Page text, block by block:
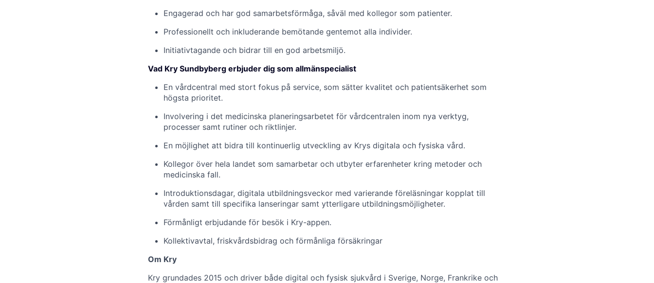
Engagerad och har god samarbetsförmåga, såväl med kollegor som patienter.
Professionellt och inkluderande bemötande gentemot alla individer.
Initiativtagande och bidrar till en god arbetsmiljö.
Vad Kry Sundbyberg erbjuder dig som allmänspecialist
En vårdcentral med stort fokus på service, som sätter kvalitet och patientsäkerhet som
högsta prioritet.
Involvering i det medicinska planeringsarbetet för vårdcentralen inom nya verktyg,
processer samt rutiner och riktlinjer.
En möjlighet att bidra till kontinuerlig utveckling av Krys digitala och fysiska vård.
Kollegor över hela landet som samarbetar och utbyter erfarenheter kring metoder och
medicinska fall.
Introduktionsdagar, digitala utbildningsveckor med varierande föreläsningar kopplat till
vården samt till specifika lanseringar samt ytterligare utbildningsmöjligheter.
Förmånligt erbjudande för besök i Kry-appen.
Kollektivavtal, friskvårdsbidrag och förmånliga försäkringar
Om Kry
Kry grundades 2015 och driver både digital och fysisk sjukvård i Sverige, Norge, Frankrike och